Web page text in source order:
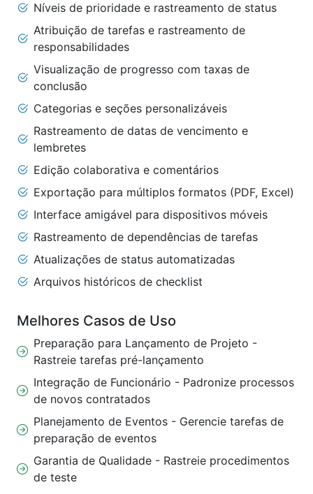
Níveis de prioridade e rastreamento de status
Atribuição de tarefas e rastreamento de
responsabilidades
Visualização de progresso com taxas de
conclusão
Categorias e seções personalizáveis
Rastreamento de datas de vencimento e
lembretes
Edição colaborativa e comentários
Exportação para múltiplos formatos (PDF, Excel)
Interface amigável para dispositivos móveis
Rastreamento de dependências de tarefas
Atualizações de status automatizadas
Arquivos históricos de checklist
Melhores Casos de Uso
Preparação para Lançamento de Projeto -
Rastreie tarefas pré-lançamento
Integração de Funcionário - Padronize processos
de novos contratados
Planejamento de Eventos - Gerencie tarefas de
preparação de eventos
Garantia de Qualidade - Rastreie procedimentos
de teste